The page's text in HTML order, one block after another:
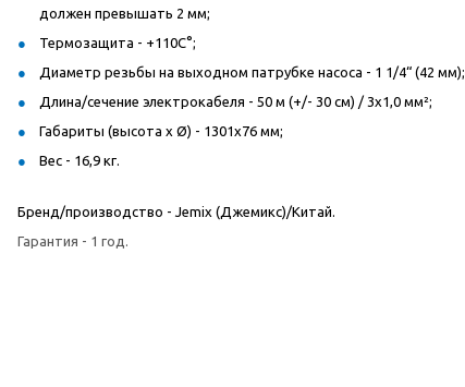
должен превышать 2 мм;
Термозащита - +110С°;
Диаметр резьбы на выходном патрубке насоса - 1 1/4“ (42 мм);
Длина/сечение электрокабеля - 50 м (+/- 30 см) / 3х1,0 мм²;
Габариты (высота х Ø) - 1301х76 мм;
Вес - 16,9 кг.
Бренд/производство - Jemix (Джемикс)/Китай.
Гарантия - 1 год.